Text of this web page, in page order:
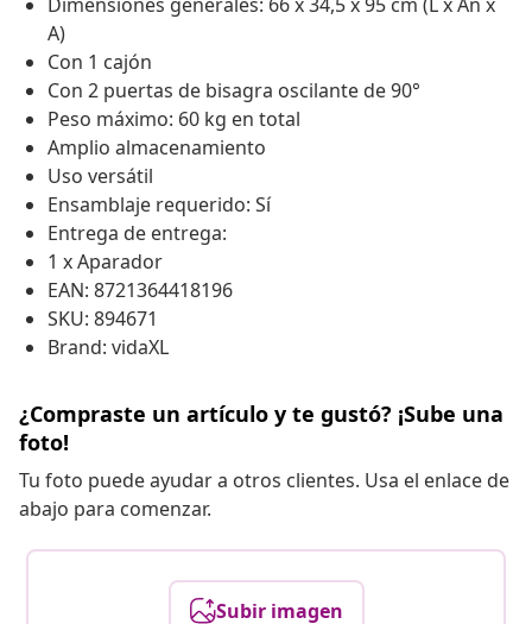
A)
Con 1 cajón
Con 2 puertas de bisagra oscilante de 90°
Peso máximo: 60 kg en total
Amplio almacenamiento
Uso versátil
Ensamblaje requerido: Sí
Entrega de entrega:
1 x Aparador
EAN: 8721364418196
SKU: 894671
Brand: vidaXL
¿Compraste un artículo y te gustó? ¡Sube una
foto!
Tu foto puede ayudar a otros clientes. Usa el enlace de
abajo para comenzar.
Subir imagen